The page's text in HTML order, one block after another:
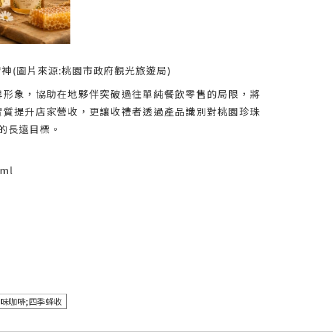
(圖片來源:桃園市政府觀光旅遊局)
象，協助在地夥伴突破過往單純餐飲零售的局限，將
提升店家營收，更讓收禮者透過產品識別對桃園珍珠
長遠目標。
咖啡;四季蜂收